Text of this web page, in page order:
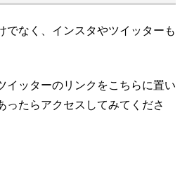
でなく、インスタやツイッターも
イッターのリンクをこちらに置い
ったらアクセスしてみてくださ